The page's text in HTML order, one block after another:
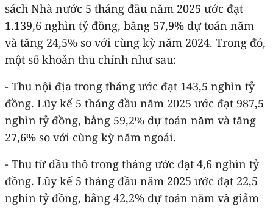
sách Nhà nước 5 tháng đầu năm 2025 ước đạt
1.139,6 nghìn tỷ đồng, bằng 57,9% dự toán năm
và tăng 24,5% so với cùng kỳ năm 2024. Trong đó,
một số khoản thu chính như sau:
- Thu nội địa trong tháng ước đạt 143,5 nghìn tỷ
đồng. Lũy kế 5 tháng đầu năm 2025 ước đạt 987,5
nghìn tỷ đồng, bằng 59,2% dự toán năm và tăng
27,6% so với cùng kỳ năm ngoái.
- Thu từ dầu thô trong tháng ước đạt 4,6 nghìn tỷ
đồng. Lũy kế 5 tháng đầu năm 2025 ước đạt 22,5
nghìn tỷ đồng, bằng 42,2% dự toán năm và giảm